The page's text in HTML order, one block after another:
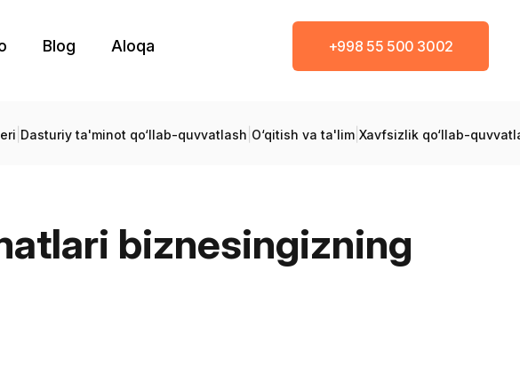
+998 55 500 3002
Blog Aloqa
Dasturiy ta'minot qo‘llab-quvvatlash O‘qitish va ta'lim Xavfsizlik qo‘llab-
biznesingizning